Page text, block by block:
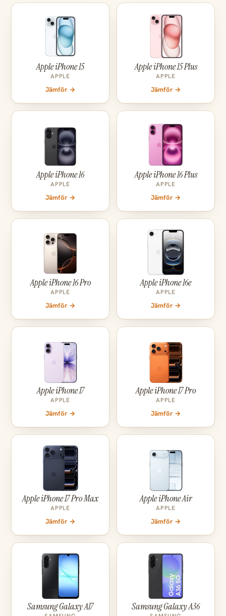
Apple iPhone 15
APPLE
Jämför →
Apple iPhone 15 Plus
APPLE
Jämför →
Apple iPhone 16
APPLE
Jämför →
Apple iPhone 16 Plus
APPLE
Jämför →
Apple iPhone 16 Pro
APPLE
Jämför →
Apple iPhone 16e
APPLE
Jämför →
Apple iPhone 17
APPLE
Jämför →
Apple iPhone 17 Pro
APPLE
Jämför →
Apple iPhone 17 Pro Max
APPLE
Jämför →
Apple iPhone Air
APPLE
Jämför →
Samsung Galaxy A17 Samsung Galaxy A36